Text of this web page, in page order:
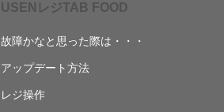
USENレジTAB FOOD
故障かなと思った際は・・・
アップデート方法
レジ操作